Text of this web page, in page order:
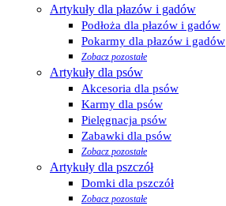
Artykuły dla płazów i gadów
Podłoża dla płazów i gadów
Pokarmy dla płazów i gadów
Zobacz pozostałe
Artykuły dla psów
Akcesoria dla psów
Karmy dla psów
Pielęgnacja psów
Zabawki dla psów
Zobacz pozostałe
Artykuły dla pszczół
Domki dla pszczół
Zobacz pozostałe